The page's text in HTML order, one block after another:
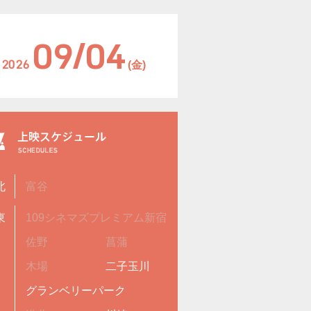
2026 09/04 (金)
富谷
109シネマズプレミアム新宿
佐野 菖蒲
木場 二子玉川
グランベリーパーク